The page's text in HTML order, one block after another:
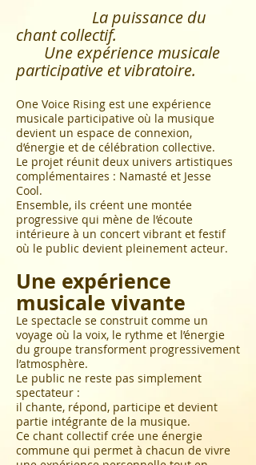
La puissance du
chant collectif.
Une expérience musicale
participative et vibratoire.
One Voice Rising est une expérience
musicale participative où la musique
devient un espace de connexion,
d’énergie et de célébration collective.
Le projet réunit deux univers artistiques
complémentaires : Namasté et Jesse
Cool.
Ensemble, ils créent une montée
progressive qui mène de l’écoute
intérieure à un concert vibrant et festif
où le public devient pleinement acteur.
Une expérience
musicale vivante
Le spectacle se construit comme un
voyage où la voix, le rythme et l’énergie
du groupe transforment progressivement
l’atmosphère.
Le public ne reste pas simplement
spectateur :
il chante, répond, participe et devient
partie intégrante de la musique.
Ce chant collectif crée une énergie
commune qui permet à chacun de vivre